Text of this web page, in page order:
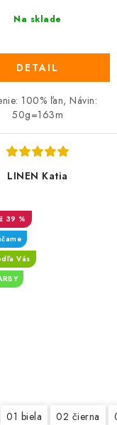
Na sklade
DETAIL
100% ľan, Návin:
50g=163m
LINEN Katia
39 %
Vás
01 biela 02 čierna